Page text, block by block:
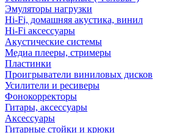
Эмуляторы нагрузки
Hi-Fi, домашняя акустика, винил
Hi-Fi аксессуары
Акустические системы
Медиа плееры, стримеры
Пластинки
Проигрыватели виниловых дисков
Усилители и ресиверы
Фонокорректоры
Гитары, аксессуары
Аксессуары
Гитарные стойки и крюки